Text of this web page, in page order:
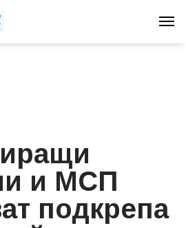
и МСП
подкрепа